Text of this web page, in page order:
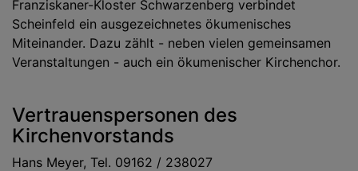
Franziskaner-Kloster Schwarzenberg verbindet
Scheinfeld ein ausgezeichnetes ökumenisches
Miteinander. Dazu zählt - neben vielen gemeinsamen
Veranstaltungen - auch ein ökumenischer Kirchenchor.
Vertrauenspersonen des
Kirchenvorstands
Hans Meyer, Tel. 09162 / 238027